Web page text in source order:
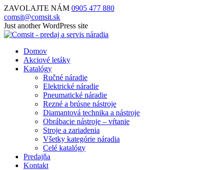
ZAVOLAJTE NÁM 0905 477 880
comsit@comsit.sk
Skip
to
Just another WordPress site
Domov
Akciové letáky
Katalógy
Ručné náradie
Elektrické náradie
Pneumatické náradie
Rezné a brúsne nástroje
Diamantová technika a nástroje
Obrábacie nástroje – vŕtanie
Stroje a zariadenia
Všetky kategórie náradia
Celé katalógy
Predajňa
Kontakt